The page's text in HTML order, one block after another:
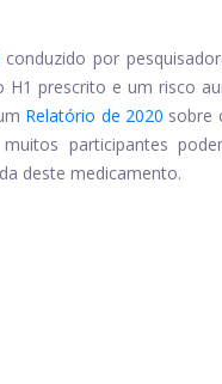
conduzido por
prescrito e um risco
Relatório de 2020 sobre
participantes
deste medicamento.